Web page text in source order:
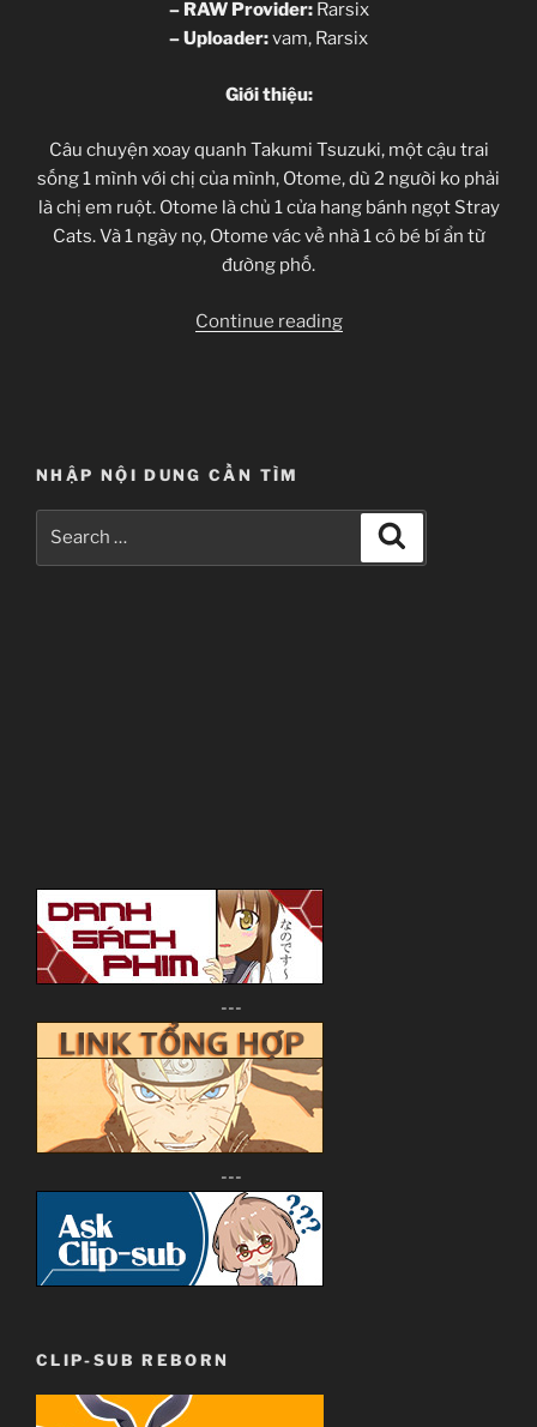
– RAW Provider:Rarsix
–Uploader:vam, Rarsix
Giới thiệu:
Câu chuyện xoay quanh Takumi Tsuzuki, một cậu trai
sống 1 mình với chị của mình, Otome, dù 2 người ko phải
là chị em ruột. Otome là chủ 1 cửa hang bánh ngọt Stray
Cats. Và 1 ngày nọ, Otome vác về nhà 1 cô bé bí ẩn từ
đường phố.
Continue reading“[Clip-
NHẬP NỘI DUNG CẦN TÌM
---
---
CLIP-SUB REBORN